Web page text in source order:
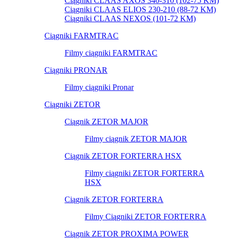
Ciągniki CLAAS ELIOS 230-210 (88-72 KM)
Ciągniki CLAAS NEXOS (101-72 KM)
Ciągniki FARMTRAC
Filmy ciągniki FARMTRAC
Ciągniki PRONAR
Filmy ciągniki Pronar
Ciągniki ZETOR
Ciągnik ZETOR MAJOR
Filmy ciągnik ZETOR MAJOR
Ciągnik ZETOR FORTERRA HSX
Filmy ciągniki ZETOR FORTERRA
HSX
Ciągnik ZETOR FORTERRA
Filmy Ciągniki ZETOR FORTERRA
Ciągnik ZETOR PROXIMA POWER